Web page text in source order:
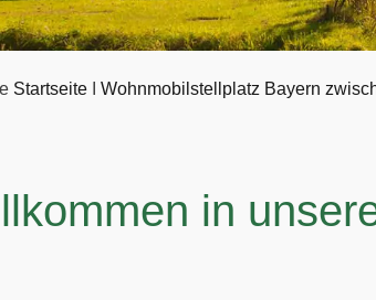
Startseite Wohnmobilstellplatz Bayern
in